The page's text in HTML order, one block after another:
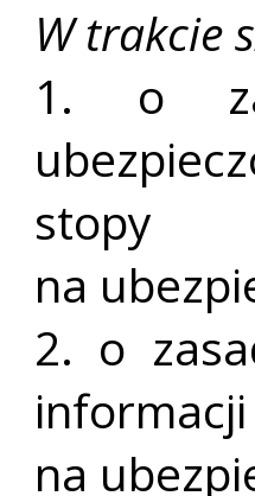
W trakcie
1. o
stopy
na
2. o
na